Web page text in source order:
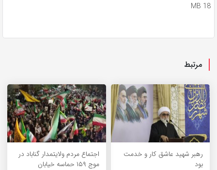
18 MB
مرتبط
رهبر شهید عاشق کار و خدمت
بود
اجتماع مردم ولایتمدار گناباد در
موج ۱۵۹ حماسه خیابان